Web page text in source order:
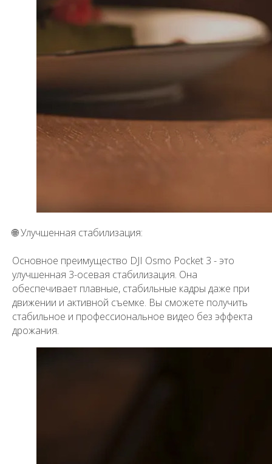
🌐 Улучшенная стабилизация:
Основное преимущество DJI Osmo Pocket 3 - это
улучшенная 3-осевая стабилизация. Она
обеспечивает плавные, стабильные кадры даже при
движении и активной съемке. Вы сможете получить
стабильное и профессиональное видео без эффекта
дрожания.